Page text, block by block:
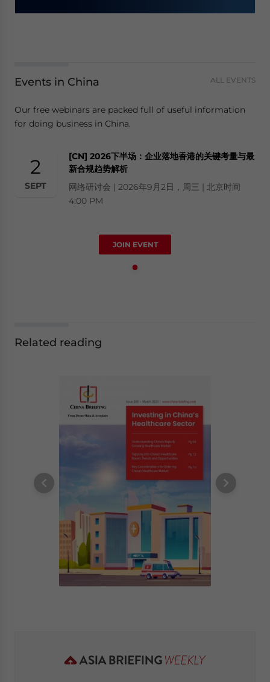
Events in China ALL EVENTS
Our free webinars are packed full of useful information
for doing business in China.
2
SEPT
[CN] 2026下半场：企业落地香港的关键考量与最
新合规趋势解析
网络研讨会 | 2026年9月2日，周三 | 北京时间
4:00 PM
JOIN EVENT
Related reading